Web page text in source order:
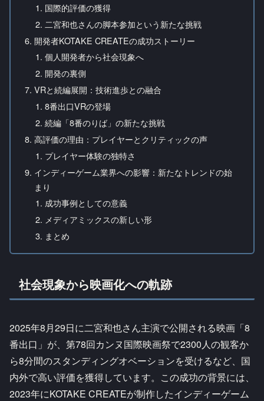
国際的評価の獲得
二宮和也さんの脚本参加という新たな挑戦
開発者KOTAKE CREATEの成功ストーリー
個人開発者から社会現象へ
開発の裏側
VRと続編展開：技術進歩との融合
8番出口VRの登場
続編「8番のりば」の新たな挑戦
高評価の理由：プレイヤーとクリティックの声
プレイヤー体験の独特さ
インディーゲーム業界への影響：新たなトレンドの始
まり
成功事例としての意義
メディアミックスの新しい形
まとめ
社会現象から映画化への軌跡
2025年8月29日に二宮和也さん主演で公開される映画「8
番出口」が、第78回カンヌ国際映画祭で2300人の観客か
ら8分間のスタンディングオベーションを受けるなど、国
内外で高い評価を獲得しています。この成功の背景には、
2023年にKOTAKE CREATEが制作したインディーゲーム